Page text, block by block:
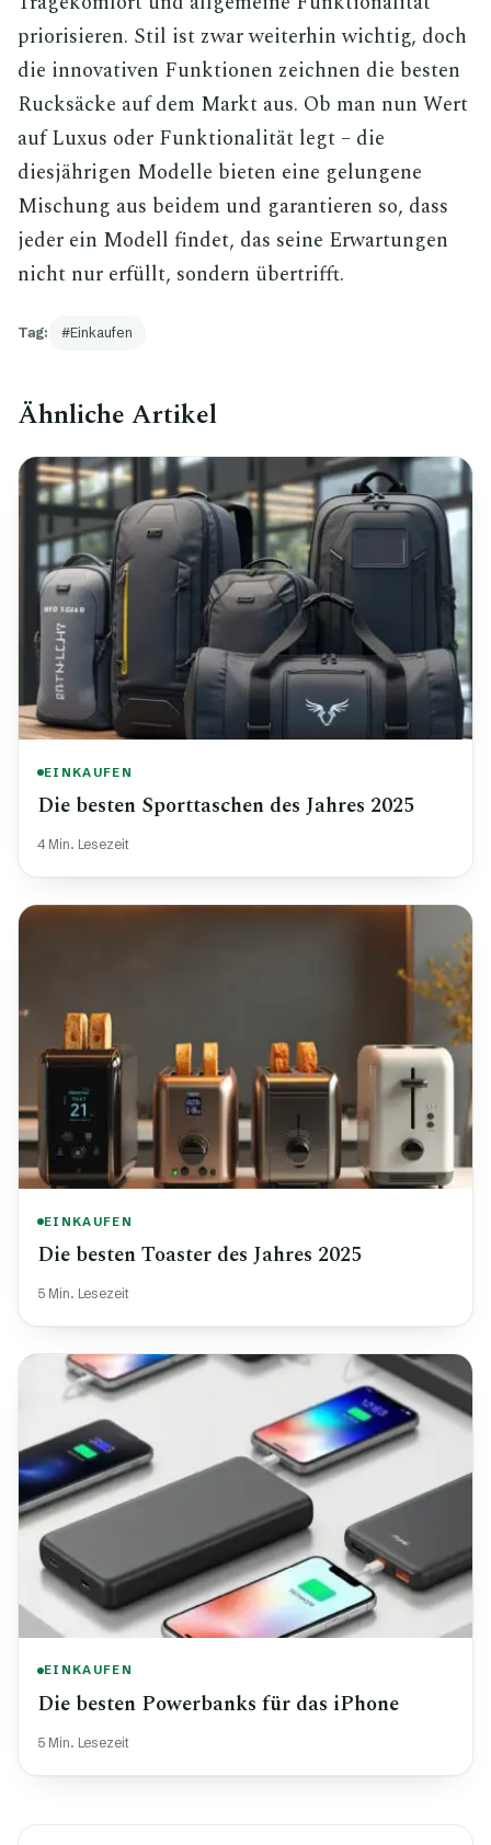
priorisieren. Stil ist zwar weiterhin wichtig, doch
die innovativen Funktionen zeichnen die besten
Rucksäcke auf dem Markt aus. Ob man nun Wert
auf Luxus oder Funktionalität legt – die
diesjährigen Modelle bieten eine gelungene
Mischung aus beidem und garantieren so, dass
jeder ein Modell findet, das seine Erwartungen
nicht nur erfüllt, sondern übertrifft.
Tag: Einkaufen
Ähnliche Artikel
EINKAUFEN
Die besten Sporttaschen des Jahres 2025
4 Min. Lesezeit
EINKAUFEN
Die besten Toaster des Jahres 2025
5 Min. Lesezeit
EINKAUFEN
Die besten Powerbanks für das iPhone
5 Min. Lesezeit